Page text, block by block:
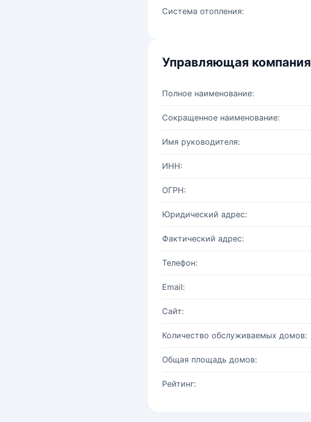
Система отопления:
Управляющая компания
Полное наименование:
Сокращенное наименование:
Имя руководителя:
ИНН:
ОГРН:
Юридический адрес:
Фактический адрес:
Телефон:
Email:
Сайт:
Количество обслуживаемых домов:
Общая площадь домов:
Рейтинг: